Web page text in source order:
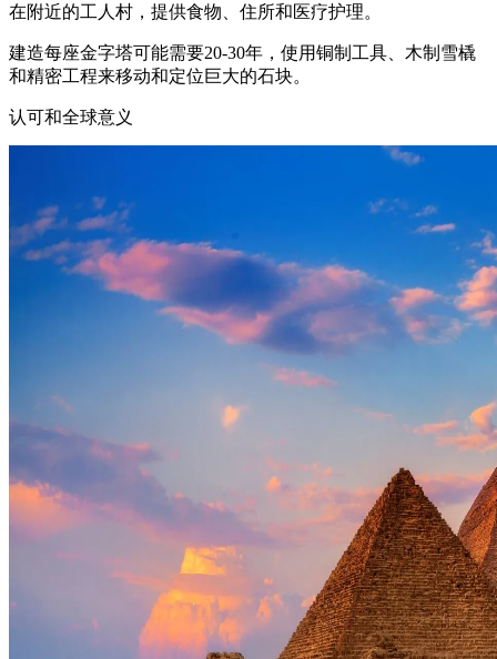
在附近的工人村，提供食物、住所和医疗护理。
建造每座金字塔可能需要20-30年，使用铜制工具、木制雪橇
和精密工程来移动和定位巨大的石块。
认可和全球意义